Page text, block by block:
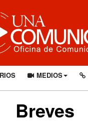
MEDIOS
Breves